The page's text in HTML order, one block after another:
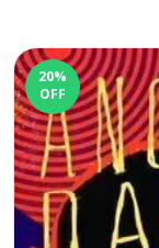
20%
OFF